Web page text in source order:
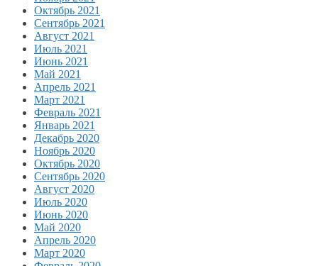
Октябрь 2021
Сентябрь 2021
Август 2021
Июль 2021
Июнь 2021
Май 2021
Апрель 2021
Март 2021
Февраль 2021
Январь 2021
Декабрь 2020
Ноябрь 2020
Октябрь 2020
Сентябрь 2020
Август 2020
Июль 2020
Июнь 2020
Май 2020
Апрель 2020
Март 2020